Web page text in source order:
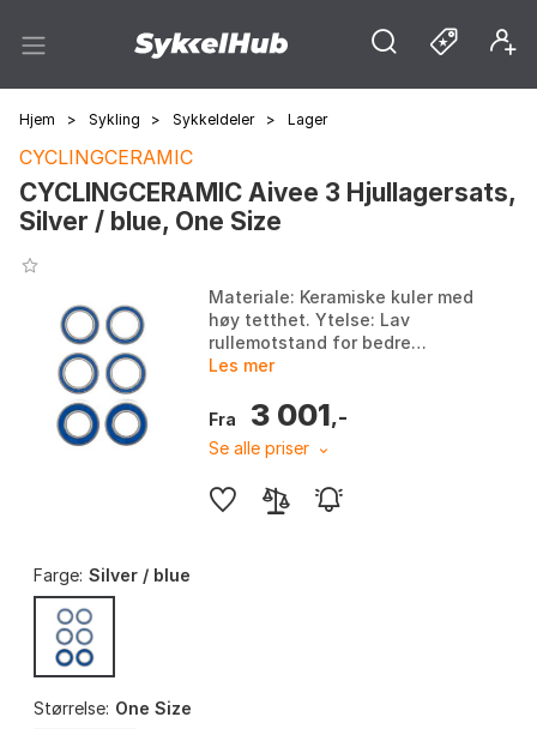
Hjem > Sykling > Sykkeldeler > Lager
CYCLINGCERAMIC
CYCLINGCERAMIC Aivee 3 Hjullagersats,
Silver / blue, One Size
Materiale: Keramiske kuler med
høy tetthet. Ytelse: Lav
rullemotstand for bedre
fartsholdning og lavere
5 ganger lengre levetid...
Les mer
Fra 3 001,-
Se alle priser
Farge: Silver / blue
Størrelse: One Size